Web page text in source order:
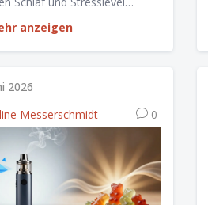
Inklusive Vergleich zu
anzeigen
2026
Messerschmidt
0